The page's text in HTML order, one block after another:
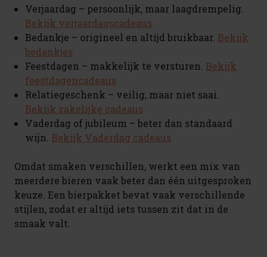
Verjaardag – persoonlijk, maar laagdrempelig.
Bekijk verjaardagscadeaus
Bedankje – origineel en altijd bruikbaar. Bekijk
bedankjes
Feestdagen – makkelijk te versturen. Bekijk
feestdagencadeaus
Relatiegeschenk – veilig, maar niet saai.
Bekijk zakelijke cadeaus
Vaderdag of jubileum – beter dan standaard
wijn. Bekijk Vaderdag cadeaus
Omdat smaken verschillen, werkt een mix van
meerdere bieren vaak beter dan één uitgesproken
keuze. Een bierpakket bevat vaak verschillende
stijlen, zodat er altijd iets tussen zit dat in de
smaak valt.